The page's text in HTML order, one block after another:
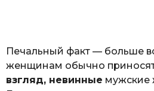
Печальный факт — больше
женщинам обычно
взгляд, невинные мужские